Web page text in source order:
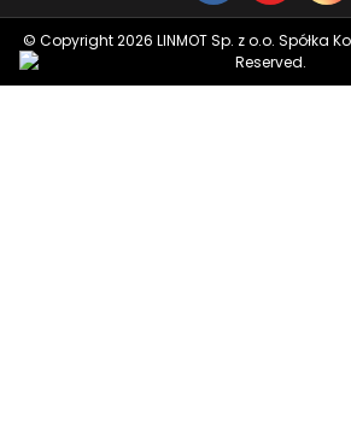
© Copyright 2026 LINMOT Sp. z o.o. Spółka
Reserved.